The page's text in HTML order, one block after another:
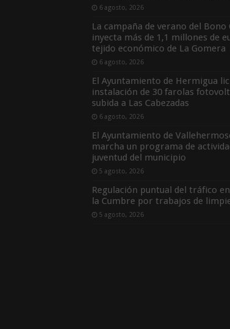
6 agosto, 2026
La campaña de verano del Bono
inyecta más de 1,1 millones de
tejido económico de La Gomera
6 agosto, 2026
El Ayuntamiento de Hermigua
instalación de 30 farolas
subida a Las Cabezadas
6 agosto, 2026
El Ayuntamiento de
marcha un programa de
juventud del municipio
5 agosto, 2026
Regulación puntual del tráfico
la Cumbre por trabajos de
5 agosto, 2026